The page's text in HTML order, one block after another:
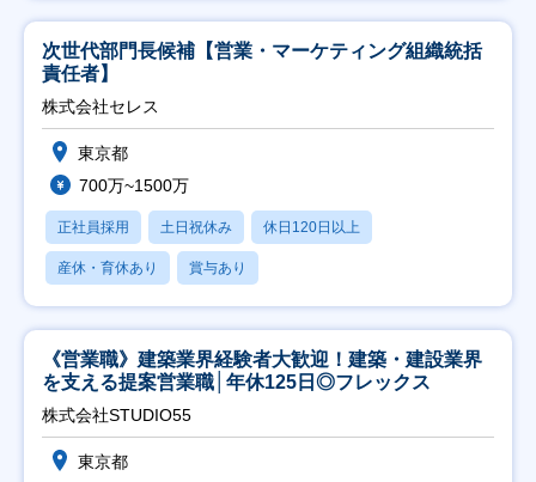
次世代部門長候補【営業・マーケティング組織統括
責任者】
株式会社セレス
東京都
700万~1500万
正社員採用 土日祝休み 休日120日以上
産休・育休あり 賞与あり
《営業職》建築業界経験者大歓迎！建築・建設業界
を支える提案営業職│年休125日◎フレックス
株式会社STUDIO55
東京都